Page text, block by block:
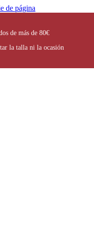
de página
de más de 80€
la talla ni la ocasión